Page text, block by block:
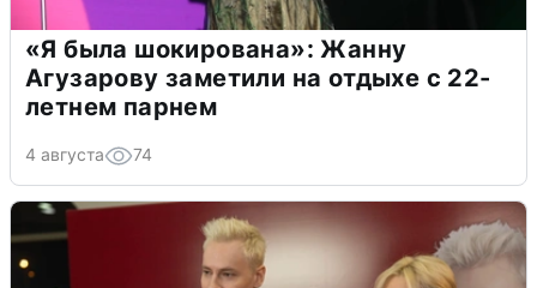
«Я была шокирована»: Жанну
Агузарову заметили на отдыхе с 22-
летнем парнем
4 августа 74